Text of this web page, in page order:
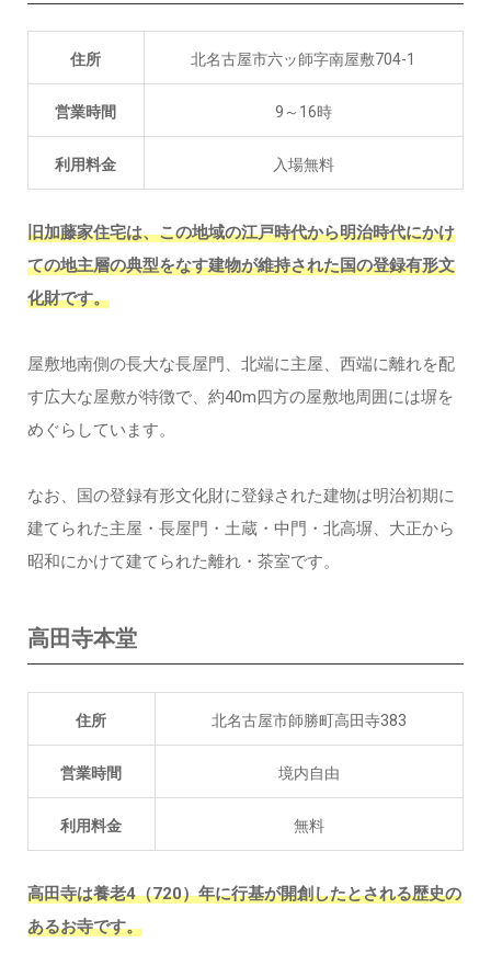
住所 北名古屋市六ッ師字南屋敷704-1
営業時間 9～16時
利用料金 入場無料
旧加藤家住宅は、この地域の江戸時代から明治時代にかけ
ての地主層の典型をなす建物が維持された国の登録有形文
化財です。
屋敷地南側の長大な長屋門、北端に主屋、西端に離れを配
す広大な屋敷が特徴で、約40m四方の屋敷地周囲には塀を
めぐらしています。
なお、国の登録有形文化財に登録された建物は明治初期に
建てられた主屋・長屋門・土蔵・中門・北高塀、大正から
昭和にかけて建てられた離れ・茶室です。
高田寺本堂
住所 北名古屋市師勝町高田寺383
営業時間 境内自由
利用料金 無料
高田寺は養老4（720）年に行基が開創したとされる歴史の
あるお寺です。